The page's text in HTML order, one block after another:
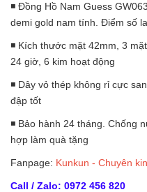
◾ Đồng Hồ Nam Guess
demi gold nam tính. Điểm số
◾ Kích thước mặt 42mm, 3
24 giờ, 6 kim hoạt động
◾ Dây vỏ thép không rỉ cực
đập tốt
◾ Bảo hành 24 tháng. Chống
hợp làm quà tặng
Fanpage: Kunkun - Chuyên
Call / Zalo: 0972 456 820